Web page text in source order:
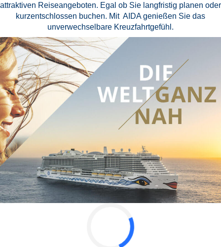
attraktiven Reiseangeboten. Egal ob Sie langfristig planen oder
kurzentschlossen buchen. Mit AIDA genießen Sie das
unverwechselbare Kreuzfahrtgefühl.